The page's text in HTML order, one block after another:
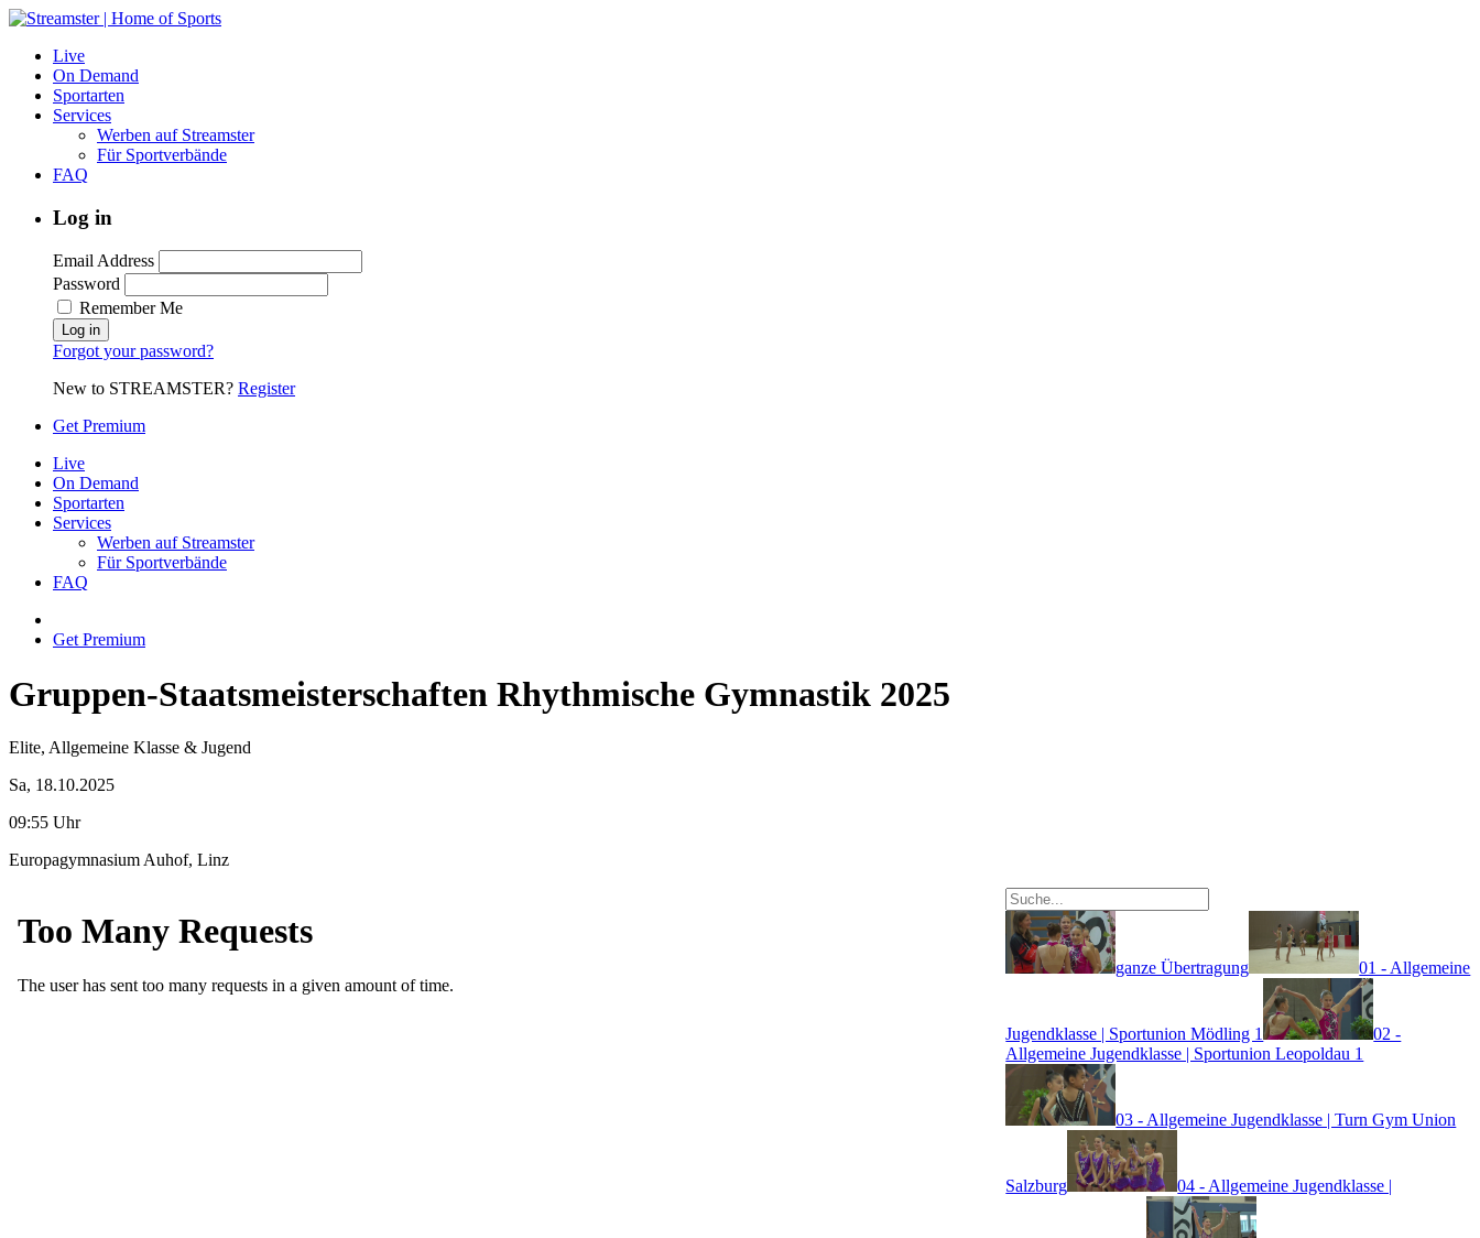
Live
On Demand
Sportarten
Services
Werben auf Streamster
Für Sportverbände
FAQ
Log in
Email Address
Password
Remember Me
Forgot your password?
New to STREAMSTER? Register
Get Premium
Live
On Demand
Sportarten
Services
Werben auf Streamster
Für Sportverbände
FAQ
Get Premium
Gruppen-Staatsmeisterschaften Rhythmische Gymnastik 2025
Elite, Allgemeine Klasse & Jugend
Sa, 18.10.2025
09:55 Uhr
Europagymnasium Auhof, Linz
ganze Übertragung 01 - Allgemeine
Jugendklasse | Sportunion Mödling 1
02 -
Allgemeine Jugendklasse | Sportunion Leopoldau 1
03 - Allgemeine Jugendklasse | Turn Gym Union
Salzburg 04 - Allgemeine Jugendklasse |